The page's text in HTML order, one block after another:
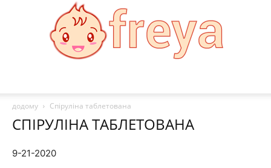
додому
Спіруліна таблетована
СПІРУЛІНА ТАБЛЕТОВАНА
9-21-2020